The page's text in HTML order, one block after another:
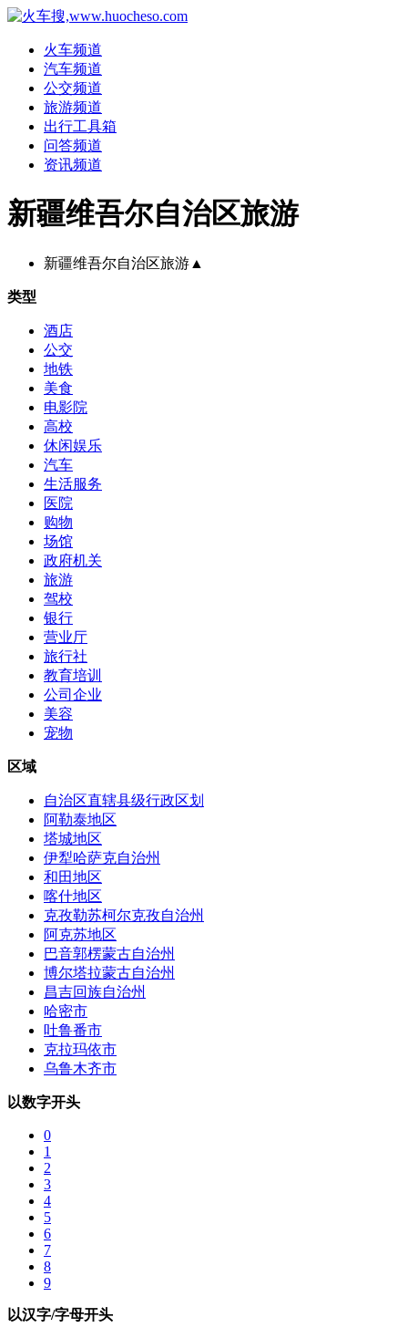
火车频道
汽车频道
公交频道
旅游频道
出行工具箱
问答频道
资讯频道
新疆维吾尔自治区旅游
新疆维吾尔自治区旅游 ▲
类型
酒店
公交
地铁
美食
电影院
高校
休闲娱乐
汽车
生活服务
医院
购物
场馆
政府机关
旅游
驾校
银行
营业厅
旅行社
教育培训
公司企业
美容
宠物
区域
自治区直辖县级行政区划
阿勒泰地区
塔城地区
伊犁哈萨克自治州
和田地区
喀什地区
克孜勒苏柯尔克孜自治州
阿克苏地区
巴音郭楞蒙古自治州
博尔塔拉蒙古自治州
昌吉回族自治州
哈密市
吐鲁番市
克拉玛依市
乌鲁木齐市
以数字开头
0
1
2
3
4
5
6
7
8
9
以汉字/字母开头